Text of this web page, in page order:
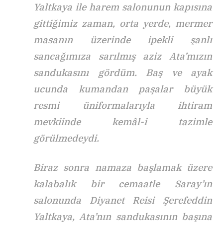
Yaltkaya ile harem salonunun kapısına
gittiğimiz zaman, orta yerde, mermer
masanın üzerinde ipekli şanlı
sancağımıza sarılmış aziz Ata’mızın
sandukasını gördüm. Baş ve ayak
ucunda kumandan paşalar büyük
resmi üniformalarıyla ihtiram
mevkiinde kemâl-i tazimle
görülmedeydi.
Biraz sonra namaza başlamak üzere
kalabalık bir cemaatle Saray’ın
salonunda Diyanet Reisi Şerefeddin
Yaltkaya, Ata’nın sandukasının başına